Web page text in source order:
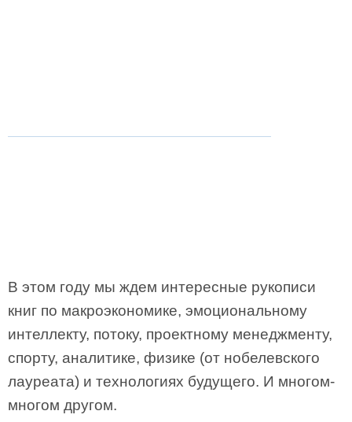
В этом году мы ждем интересные рукописи
книг по макроэкономике, эмоциональному
интеллекту, потоку, проектному менеджменту,
спорту, аналитике, физике (от нобелевского
лауреата) и технологиях будущего. И многом-
многом другом.